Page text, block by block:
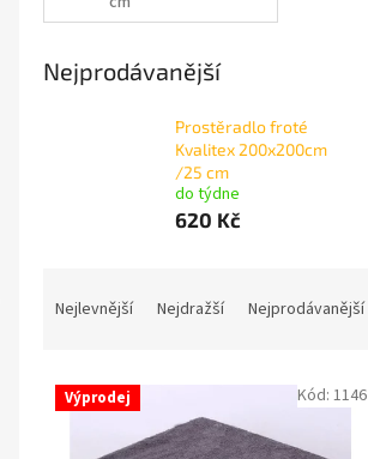
Nejprodávanější
Prostěradlo froté
Kvalitex 200x200cm
/25 cm
do týdne
620 Kč
n
Nejlevnější Nejdražší Nejprodávanější
V Výprodej Kód: 1146